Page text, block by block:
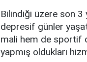
Bilindiği üzere son 3
depresif günler
mali hem de sportif
yapmış oldukları